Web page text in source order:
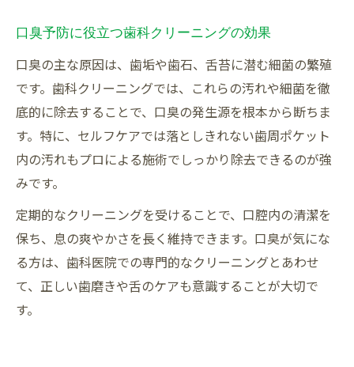
口臭予防に役立つ歯科クリーニングの効果
口臭の主な原因は、歯垢や歯石、舌苔に潜む細菌の繁殖
です。歯科クリーニングでは、これらの汚れや細菌を徹
底的に除去することで、口臭の発生源を根本から断ちま
す。特に、セルフケアでは落としきれない歯周ポケット
内の汚れもプロによる施術でしっかり除去できるのが強
みです。
定期的なクリーニングを受けることで、口腔内の清潔を
保ち、息の爽やかさを長く維持できます。口臭が気にな
る方は、歯科医院での専門的なクリーニングとあわせ
て、正しい歯磨きや舌のケアも意識することが大切で
す。